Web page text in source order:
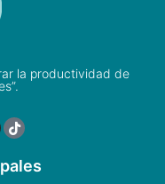
la productividad de